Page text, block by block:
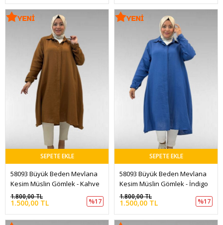
SEPETE EKLE
58093 Büyük Beden Mevlana
Kesim Müslin Gömlek - Kahve
1.500,00 TL
1.800,00 TL
%17
SEPETE EKLE
58093 Büyük Beden Mevlana
Kesim Müslin Gömlek - İndigo
1.500,00 TL
1.800,00 TL
%17